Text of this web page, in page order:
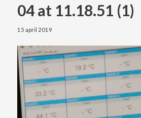
04 at 11.18.51 (1)
15 april 2019